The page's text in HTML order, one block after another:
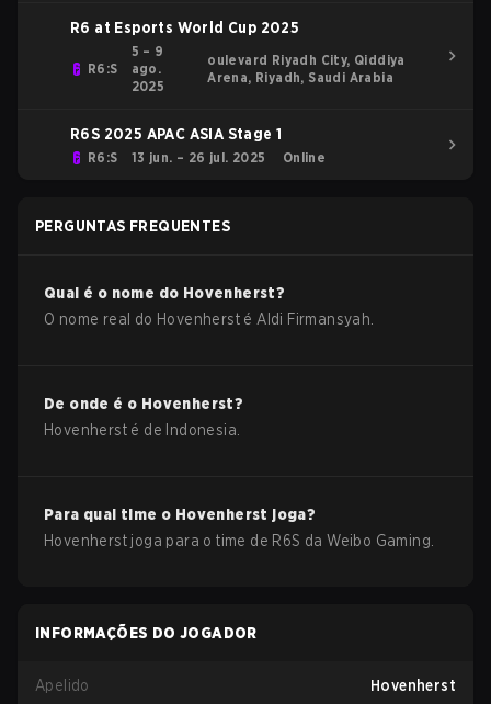
R6 at Esports World Cup 2025
R6:S
5 – 9
ago.
2025
oulevard Riyadh City, Qiddiya
Arena, Riyadh, Saudi Arabia
R6S 2025 APAC ASIA Stage 1
R6:S 13 jun. – 26 jul. 2025 Online
PERGUNTAS FREQUENTES
Qual é o nome do Hovenherst?
O nome real do Hovenherst é Aldi Firmansyah
De onde é o Hovenherst?
Hovenherst é de Indonesia
Para qual time o Hovenherst joga?
Hovenherst joga para o time de R6S daWeibo Gaming
INFORMAÇÕES DO JOGADOR
Apelido Hovenherst